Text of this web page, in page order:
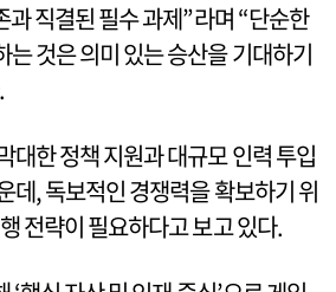
과 직결된 필수 과제”라며 “단순한
는 것은 의미 있는 승산을 기대하기
대한 정책 지원과 대규모 인력 투입
데, 독보적인 경쟁력을 확보하기 위
전략이 필요하다고 보고 있다.